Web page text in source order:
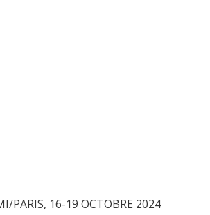
PARIS, 16-19 OCTOBRE 2024